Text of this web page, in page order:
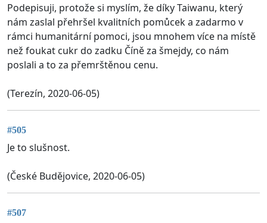
Podepisuji, protože si myslím, že díky Taiwanu, který
nám zaslal přehršel kvalitních pomůcek a zadarmo v
rámci humanitární pomoci, jsou mnohem více na místě
než foukat cukr do zadku Číně za šmejdy, co nám
poslali a to za přemrštěnou cenu.
(Terezín, 2020-06-05)
#505
Je to slušnost.
(České Budějovice, 2020-06-05)
#507